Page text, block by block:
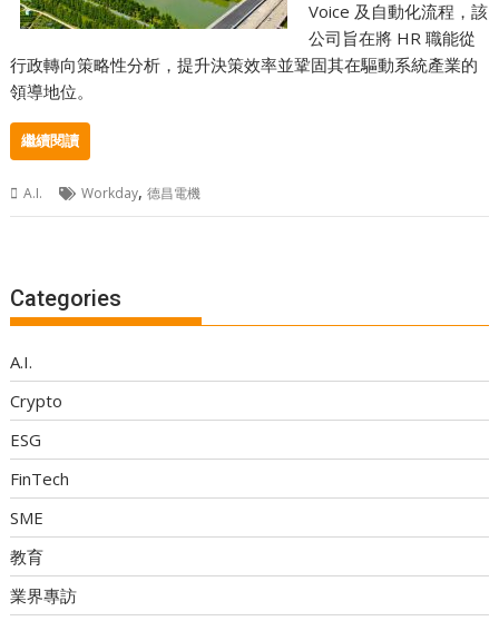
Voice 及自動化流程，該
公司旨在將 HR 職能從
行政轉向策略性分析，提升決策效率並鞏固其在驅動系統產業的
領導地位。
繼續閱讀
A.I. Workday,德昌電機
Categories
A.I.
Crypto
ESG
FinTech
SME
教育
業界專訪